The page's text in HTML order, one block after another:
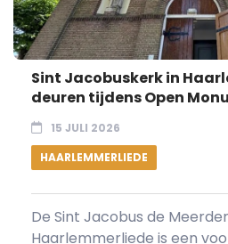
Sint Jacobuskerk in
deuren tijdens Open
15 JULI 2026
HAARLEMMERLIEDE
De Sint Jacobus de
Haarlemmerliede is een